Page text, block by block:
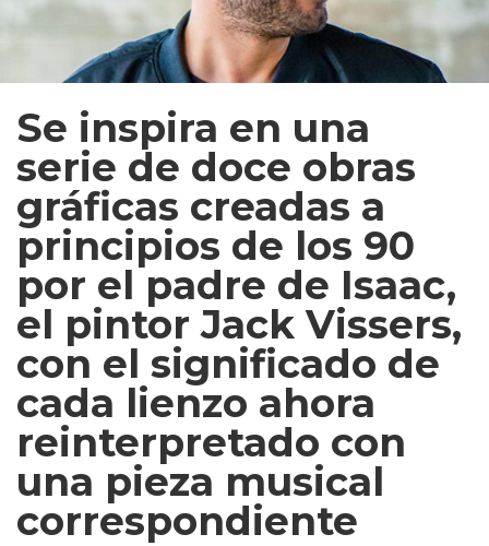
Se inspira en una
serie de doce obras
gráficas creadas a
principios de los 90
por el padre de Isaac,
el pintor Jack Vissers,
con el significado de
cada lienzo ahora
reinterpretado con
una pieza musical
correspondiente